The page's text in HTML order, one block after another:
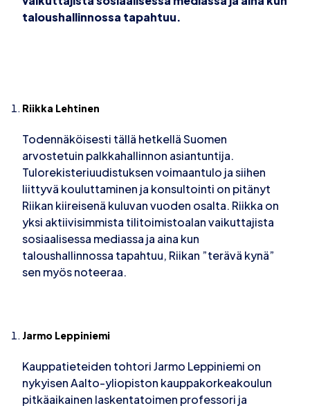
taloushallinnossa tapahtuu.
Riikka Lehtinen
Todennäköisesti tällä hetkellä Suomen
arvostetuin palkkahallinnon asiantuntija.
Tulorekisteriuudistuksen voimaantulo ja siihen
liittyvä kouluttaminen ja konsultointi on pitänyt
Riikan kiireisenä kuluvan vuoden osalta. Riikka on
yksi aktiivisimmista tilitoimistoalan vaikuttajista
sosiaalisessa mediassa ja aina kun
taloushallinnossa tapahtuu, Riikan ”terävä kynä”
sen myös noteeraa.
Jarmo Leppiniemi
Kauppatieteiden tohtori Jarmo Leppiniemi on
nykyisen Aalto-yliopiston kauppakorkeakoulun
pitkäaikainen laskentatoimen professori ja